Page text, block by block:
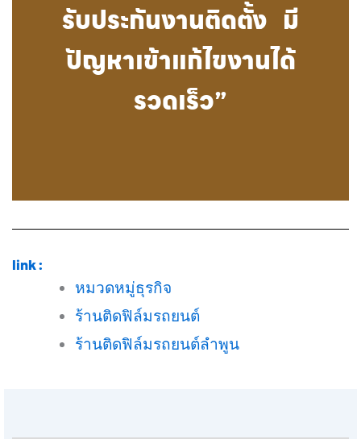
รับประกันงานติดตั้ง มี
ปัญหาเข้าแก้ไขงานได้
รวดเร็ว”
link :
หมวดหมู่ธุรกิจ
ร้านติดฟิล์มรถยนต์
ร้านติดฟิล์มรถยนต์ลำพูน